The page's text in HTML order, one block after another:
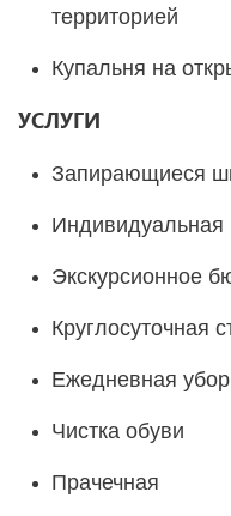
территорией
Купальня на
УСЛУГИ
Запирающиеся
Индивидуальная
Экскурсионное
Круглосуточная
Ежедневная
Чистка обуви
Прачечная